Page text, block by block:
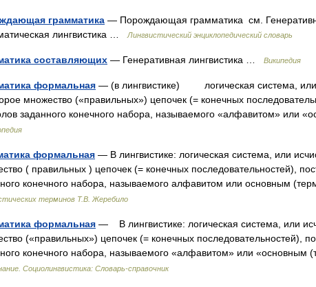
грамматика — Порождающая грамматика см.
лингвистика …
Лингвистический энциклопедический словарь
составляющих — Генеративная лингвистика … Википедия
формальная — (в лингвистике) логическая система,
множество («правильных») цепочек (= конечных
заданного конечного набора, называемого «алфавитом» или
формальная — В лингвистике: логическая система, или
( правильных ) цепочек (= конечных последовательностей),
конечного набора, называемого алфавитом или основным
терминов Т.В. Жеребило
формальная — В лингвистике: логическая система, или
(«правильных») цепочек (= конечных последовательностей),
конечного набора, называемого «алфавитом» или
Социолингвистика: Словарь-справочник